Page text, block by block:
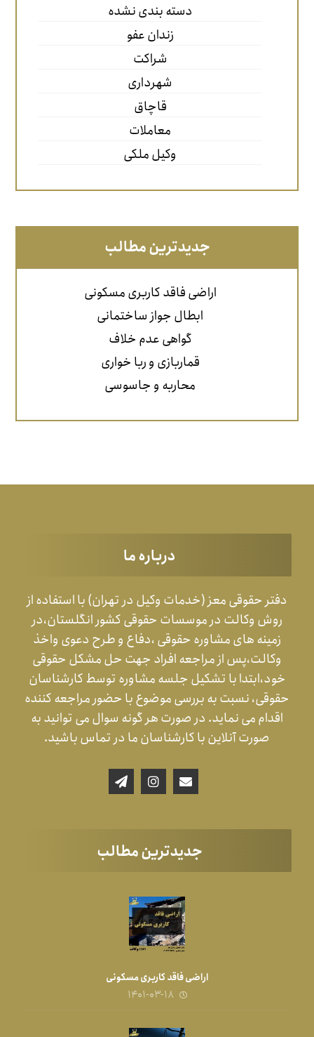
دسته بندی نشده
زندان عفو
شراکت
شهرداری
قاچاق
معاملات
وکیل ملکی
جدیدترین مطالب
اراضی فاقد کاربری مسکونی
ابطال جواز ساختمانی
گواهی عدم خلاف
قماربازی و ربا خواری
محاربه و جاسوسی
درباره ما
دفتر حقوقی معز (خدمات وکیل در تهران) با استفاده از
روش وکالت در موسسات حقوقی کشور انگلستان،در
زمینه های مشاوره حقوقی ،دفاع و طرح دعوی واخذ
وکالت،پس از مراجعه افراد جهت حل مشکل حقوقی
خود،ابتدا با تشکیل جلسه مشاوره توسط کارشناسان
حقوقی، نسبت به بررسی موضوع با حضور مراجعه کننده
اقدام می نماید. در صورت هر گونه سوال می توانید به
صورت آنلاین با کارشناسان ما در تماس باشید.
جدیدترین مطالب
اراضی فاقد کاربری مسکونی
۱۴۰۱-۰۳-۱۸